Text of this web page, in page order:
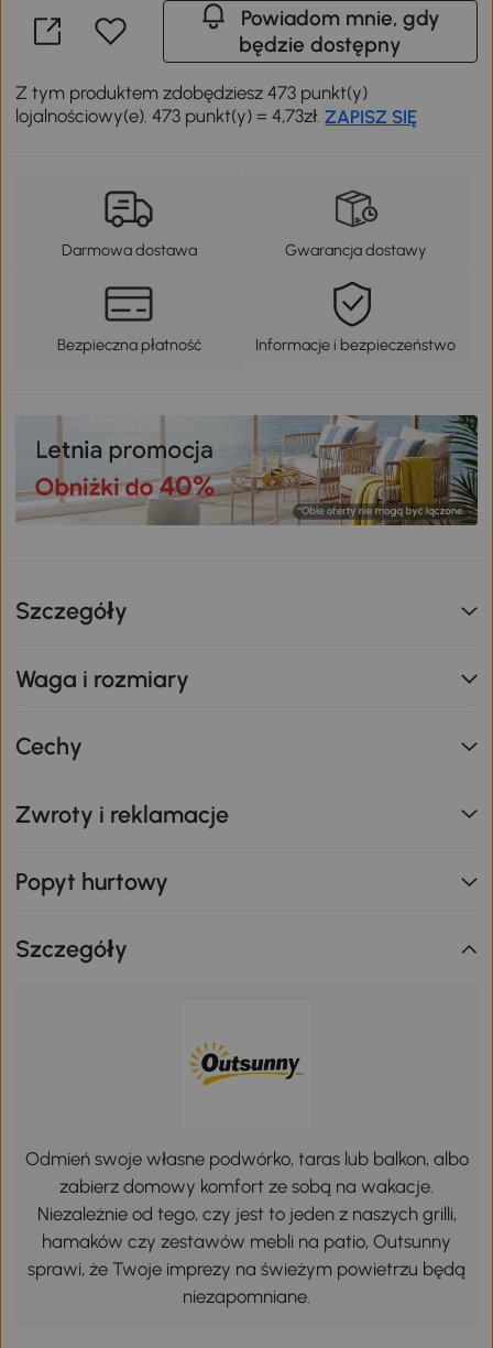
Powiadom mnie, gdy
będzie dostępny
Z tym produktem zdobędziesz 473 punkt(y)
lojalnościowy(e). 473 punkt(y) = 4,73zł.ZAPISZ SIĘ
Darmowa dostawa Gwarancja dostawy
Bezpieczna płatność Informacje i bezpieczeństwo
Szczegóły
Waga i rozmiary
Cechy
Zwroty i reklamacje
Popyt hurtowy
Szczegóły
Odmień swoje własne podwórko, taras lub balkon, albo
zabierz domowy komfort ze sobą na wakacje.
Niezależnie od tego, czy jest to jeden z naszych grilli,
hamaków czy zestawów mebli na patio, Outsunny
sprawi, że Twoje imprezy na świeżym powietrzu będą
niezapomniane.